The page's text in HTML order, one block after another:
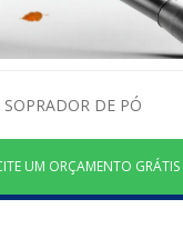
SOPRADOR DE PÓ
UM ORÇAMENTO GRÁTIS